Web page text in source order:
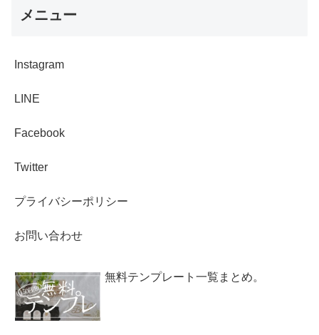
メニュー
Instagram
LINE
Facebook
Twitter
プライバシーポリシー
お問い合わせ
無料テンプレート一覧まとめ。